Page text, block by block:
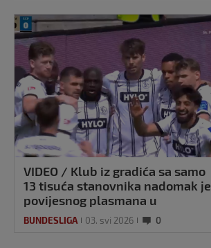
VIDEO / Klub iz gradića sa samo
13 tisuća stanovnika nadomak je
povijesnog plasmana u
Bundesligu dva kola prije kraja
BUNDESLIGA 03. svi 2026 0